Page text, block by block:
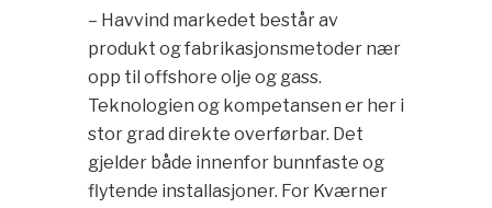
– Havvind markedet består av
produkt og fabrikasjonsmetoder nær
opp til offshore olje og gass.
Teknologien og kompetansen er her i
stor grad direkte overførbar. Det
gjelder både innenfor bunnfaste og
flytende installasjoner. For Kværner